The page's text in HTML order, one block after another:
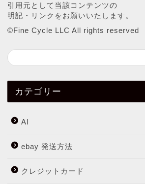
引用元として当該コンテンツの
明記・リンクをお願いいたします。
©︎Fine Cycle LLC All rights reserved
カテゴリー
AI
ebay 発送方法
クレジットカード